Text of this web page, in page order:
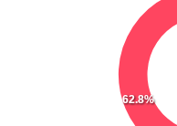
62.8%